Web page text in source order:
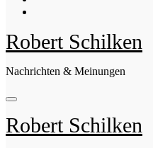
Robert Schilken
Nachrichten & Meinungen
Robert Schilken